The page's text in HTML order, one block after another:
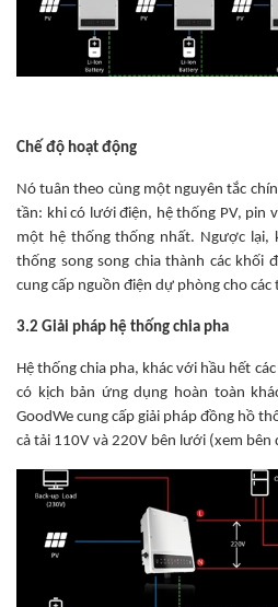
Chế độ hoạt động
Nó tuân theo cùng một nguyên tắc
tần: khi có lưới điện, hệ thống PV, pin
một hệ thống thống nhất. Ngược lại,
thống song song chia thành các khối
cung cấp nguồn điện dự phòng cho
3.2 Giải pháp hệ thống chia pha
Hệ thống chia pha, khác với hầu hết
có kịch bản ứng dụng hoàn toàn
GoodWe cung cấp giải pháp đồng hồ
cả tải 110V và 220V bên lưới (xem bên